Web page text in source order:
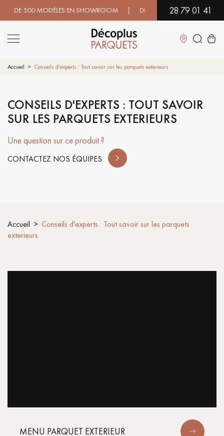
500 MODÈLES EN SHOWROOM | DISPONIBILITÉ IMMÉDIATE |
28 79 01 41
Fermer
PARQUET MASSIF
PARQUET CONTRECOLLÉ -
SOL PLAQUÉ BOIS VERITABLES
Accueil Conseils d'experts : Tout savoir sur les parquets exterieurs
CONSEILS D'EXPERTS : TOUT SAVOIR
SUR LES PARQUETS EXTERIEURS
Une question sur ce produit ?
CONTACTEZ NOS ÉQUIPES
Accueil
Conseils d'experts : Tout savoir sur les parquets
exterieurs
MENU PARQUET EXTERIEUR